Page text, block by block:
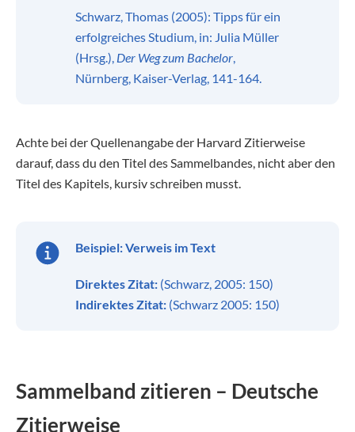
Schwarz, Thomas (2005): Tipps für ein
erfolgreiches Studium, in: Julia Müller
(Hrsg.), Der Weg zum Bachelor,
Nürnberg, Kaiser-Verlag, 141-164.
Achte bei der Quellenangabe der Harvard Zitierweise
darauf, dass du den Titel des Sammelbandes, nicht aber den
Titel des Kapitels, kursiv schreiben musst.
Beispiel:Verweis im Text
Direktes Zitat: (Schwarz, 2005: 150)
Indirektes Zitat: (Schwarz 2005: 150)
Sammelband zitieren – Deutsche
Zitierweise